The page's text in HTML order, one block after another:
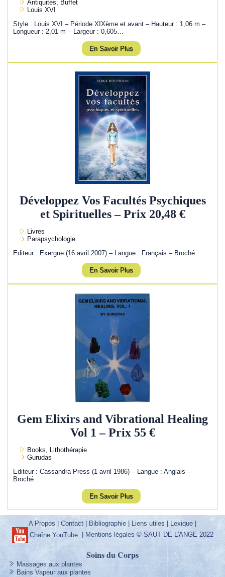
Antiquités, Buffet
Louis XVI
Style : Louis XVI – Période XIXème et avant – Hauteur : 1,06 m –
Longueur : 2,01 m – Largeur : 0,605…
En Savoir Plus
Développez Vos Facultés Psychiques
et Spirituelles – Prix 20,48 €
Livres
Parapsychologie
Editeur : Exergue (16 avril 2007) – Langue : Français – Broché…
En Savoir Plus
Gem Elixirs and Vibrational Healing
Vol 1 – Prix 55 €
Books, Lithothérapie
Gurudas
Editeur : Cassandra Press (1 avril 1986) – Langue : Anglais –
Broché…
En Savoir Plus
A Propos |Contact | Bibliographie | Liens utiles| Lexique |
Chaîne YouTube| Mentions légales © SAUT DE L'ANGE 2022
Soins du Corps
Massages aux plantes
Bains Vapeur aux plantes